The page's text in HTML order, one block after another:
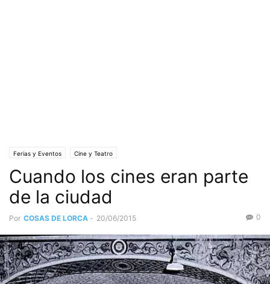
Ferias y Eventos Cine y Teatro
Cuando los cines eran parte
de la ciudad
Por COSAS DE LORCA - 20/06/2015 0